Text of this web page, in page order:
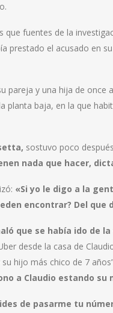
fuentes de la
prestado el acusado en
pareja y una hija de once
planta baja, en la que
sostuvo poco
nada que hacer,
«Si yo le digo a la
encontrar? Del que
que se había ido de
desde la casa de
hijo más chico de 7
a Claudio estando su
de pasarme tu